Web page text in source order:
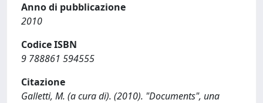
Anno di pubblicazione
2010
Codice ISBN
9 788861 594555
Citazione
Galletti, M. (a cura di). (2010). "Documents", una